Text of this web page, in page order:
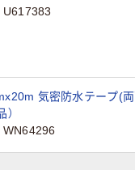
U617383
気密防水テープ(
WN64296